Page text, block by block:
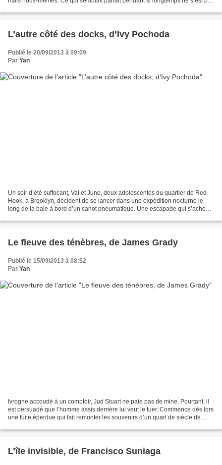
L’autre côté des docks, d’Ivy Pochoda
Publié le 20/09/2013 à 09:09
Par Yan
Un soir d’été suffocant, Val et June, deux adolescentes du quartier de Red
Hook, à Brooklyn, décident de se lancer dans une expédition nocturne le
long de la baie à bord d’un canot pneumatique. Une escapade qui s’achève
Le fleuve des ténèbres, de James Grady
Publié le 15/09/2013 à 08:52
Par Yan
Ivrogne accoudé à un comptoir, Jud Stuart ne paie pas de mine. Pourtant, il
est persuadé que l’homme assis derrière lui veut le tuer. Commence dès lors
une fuite éperdue qui fait remonter les souvenirs d’un quart de siècle de
L’île invisible, de Francisco Suniaga